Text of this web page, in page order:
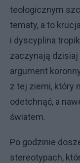
teologicznym
tematy, a to
i dyscyplina
zaczynają dzisiaj
argument
z tej ziemi, który
odetchnąć, a
światem.
Po godzinie
stereotypach,